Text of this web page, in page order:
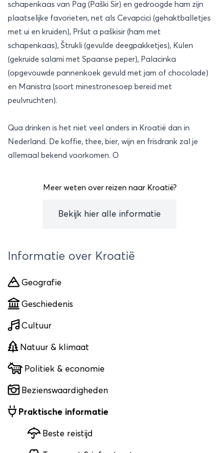
schapenkaas van Pag (Paški Sir) en gedroogde ham zijn
plaatselijke favorieten, net als Cevapcici (gehaktballetjes
met ui en kruiden), Pršut a paškisir (ham met
schapenkaas), Štrukli (gevulde deegpakketjes), Kulen
(gekruide salami met Spaanse peper), Palacinka
(opgevouwde pannenkoek gevuld met jam of chocolade)
en Manistra (soort minestronesoep bereid met
peulvruchten).
Qua drinken is het niet veel anders in Kroatië dan in
Nederland. De koffie, thee, bier, wijn en frisdrank zal je
allemaal bekend voorkomen. O
Meer weten over reizen naar Kroatië?
Bekijk hier alle informatie
Informatie over Kroatië
Geografie
Geschiedenis
Cultuur
Natuur & klimaat
Politiek & economie
Bezienswaardigheden
Praktische informatie
Beste reistijd